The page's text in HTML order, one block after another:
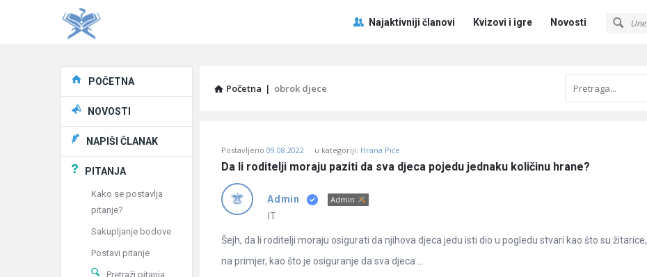
Pitaj
Učene
Najaktivniji članovi Kvizovi i igre Novosti
Početna | obrok djece
Učene
Latest
Pitanja
Postavljeno 09.08.2022 u kategoriji: Hrana Piće
Da li roditelji moraju paziti da sva djeca pojedu jednaku količinu hrane?
Admin Admin
IT
Šejh, da li roditelji moraju osigurati da njihova djeca jedu isti dio u pogledu stvari kao što su žitarice,
na primjer, kao što je osiguranje da sva djeca ...
Explore
POČETNA
NOVOSTI
NAPIŠI ČLANAK
PITANJA
Kako se postavlja
pitanje?
Sakupljanje bodove
Postavi pitanje
Pretraži pitanja